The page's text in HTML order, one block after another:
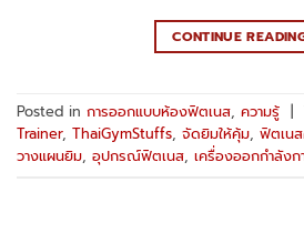
CONTINUE
Posted in การออกแบบห้องฟิตเนส, ความรู้
Trainer, ThaiGymStuffs, จัดยิมให้คุ้ม, ฟิตเน
วางแผนยิม, อุปกรณ์ฟิตเนส, เครื่องออกกำลังก